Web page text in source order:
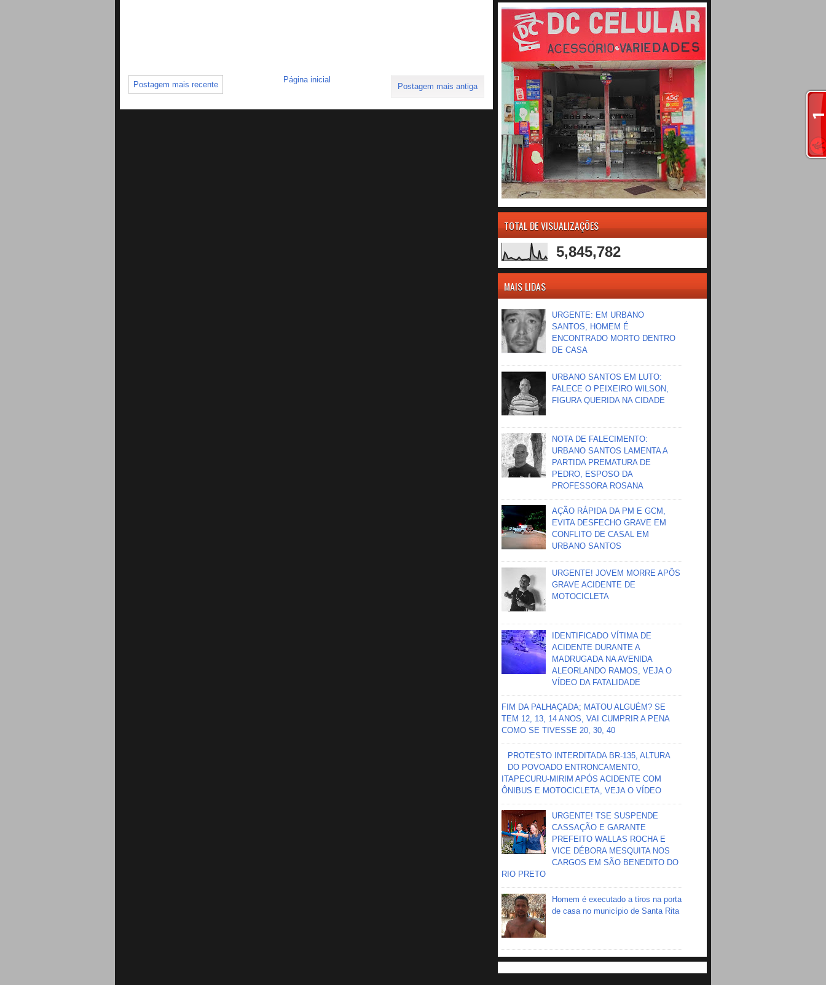
Postagem mais recente Postagem mais antiga
Página inicial
TOTAL DE VISUALIZAÇÕES
5,845,782
MAIS LIDAS
URGENTE: EM URBANO
SANTOS, HOMEM É
ENCONTRADO MORTO DENTRO
DE CASA
URBANO SANTOS EM LUTO:
FALECE O PEIXEIRO WILSON,
FIGURA QUERIDA NA CIDADE
NOTA DE FALECIMENTO:
URBANO SANTOS LAMENTA A
PARTIDA PREMATURA DE
PEDRO, ESPOSO DA
PROFESSORA ROSANA
AÇÃO RÁPIDA DA PM E GCM,
EVITA DESFECHO GRAVE EM
CONFLITO DE CASAL EM
URBANO SANTOS
URGENTE! JOVEM MORRE APÔS
GRAVE ACIDENTE DE
MOTOCICLETA
IDENTIFICADO VÍTIMA DE
ACIDENTE DURANTE A
MADRUGADA NA AVENIDA
ALEORLANDO RAMOS, VEJA O
VÍDEO DA FATALIDADE
FIM DA PALHAÇADA; MATOU ALGUÉM? SE
TEM 12, 13, 14 ANOS, VAI CUMPRIR A PENA
COMO SE TIVESSE 20, 30, 40
PROTESTO INTERDITADA BR-135, ALTURA
DO POVOADO ENTRONCAMENTO,
ITAPECURU-MIRIM APÓS ACIDENTE COM
ÔNIBUS E MOTOCICLETA, VEJA O VÍDEO
URGENTE! TSE SUSPENDE
CASSAÇÃO E GARANTE
PREFEITO WALLAS ROCHA E
VICE DÉBORA MESQUITA NOS
CARGOS EM SÃO BENEDITO DO
RIO PRETO
Homem é executado a tiros na porta
de casa no município de Santa Rita